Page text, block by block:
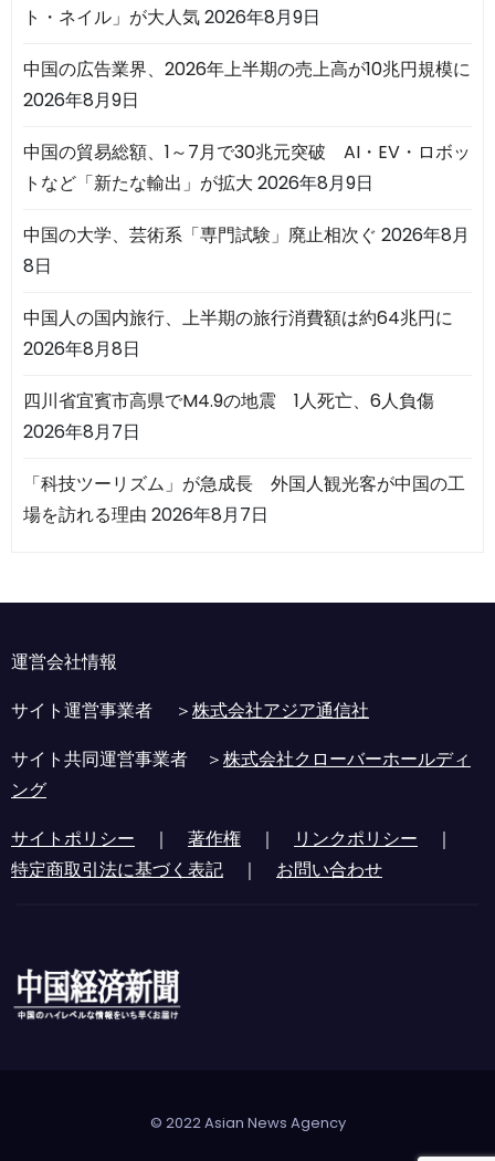
ト・ネイル」が大人気2026年8月9日
中国の広告業界、2026年上半期の売上高が10兆円規模に
2026年8月9日
中国の貿易総額、1～7月で30兆元突破 AI・EV・ロボッ
トなど「新たな輸出」が拡大 2026年8月9日
中国の大学、芸術系「専門試験」廃止相次ぐ 2026年8月
8日
中国人の国内旅行、上半期の旅行消費額は約64兆円に
2026年8月8日
四川省宜賓市高県でM4.9の地震 1人死亡、6人負傷
2026年8月7日
「科技ツーリズム」が急成長 外国人観光客が中国の工
場を訪れる理由 2026年8月7日
運営会社情報
サイト運営事業者 ＞株式会社アジア通信社
サイト共同運営事業者 ＞株式会社クローバーホールディ
ング
サイトポリシー ｜ 著作権 ｜ リンクポリシー ｜
特定商取引法に基づく表記 ｜ お問い合わせ
© 2022 Asian News Agency